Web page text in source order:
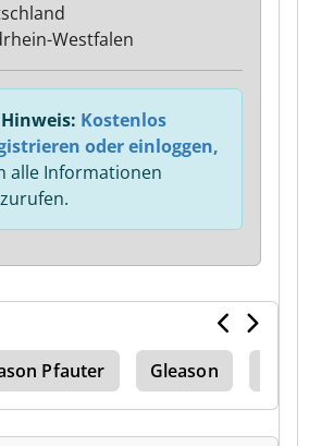
Westfalen
Kostenlos
oder einloggen,
alle Informationen
Pfauter Gleason